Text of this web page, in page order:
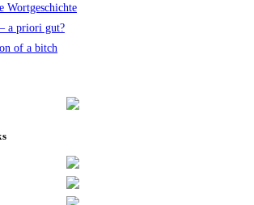
Wortgeschichte
a prio­ri gut?
of a bitch